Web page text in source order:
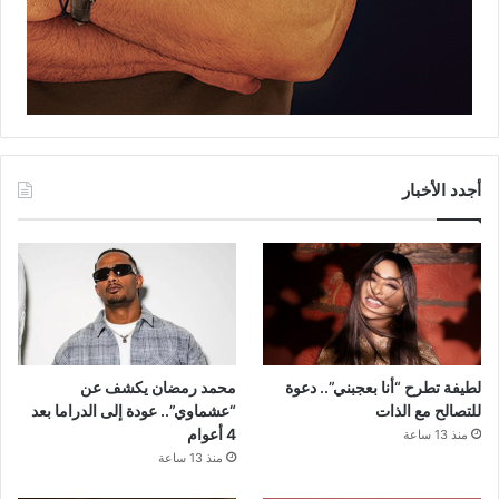
أجدد الأخبار
لطيفة تطرح “أنا بعجبني”.. دعوة
للتصالح مع الذات
منذ 13 ساعة
محمد رمضان يكشف عن
“عشماوي”.. عودة إلى الدراما بعد
4 أعوام
منذ 13 ساعة